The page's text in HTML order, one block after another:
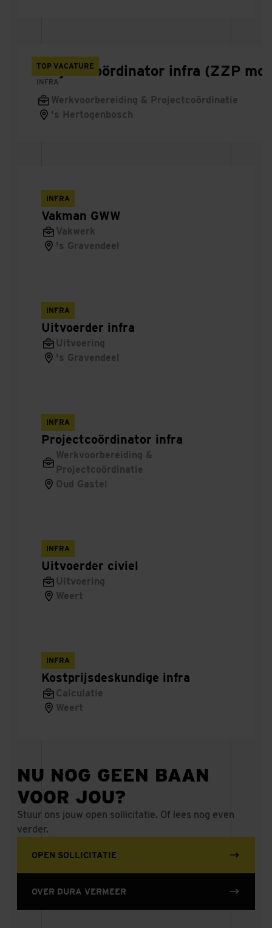
Manager
Junior
Projectcontroller
Kostprijsdeskundige
Automation
Ontwerpmanager
Bouwkundig
Constructeur
Torenkraanmachinist
Tekenaar
BIM
Coördinator
Technisch
Calculator
Technical
Operationeel
Teamlead
Procesmanager
TOP VACATURE
Projectcoördinator infra (ZZP
INFRA
Werkvoorbereiding & Projectcoördinatie
's Hertogenbosch
Vakman GWW
Vakwerk
's Gravendeel
INFRA
Uitvoerder infra
Uitvoering
's Gravendeel
INFRA
Projectcoördinator infra
Werkvoorbereiding &
Projectcoördinatie
Oud Gastel
INFRA
Uitvoerder civiel
Uitvoering
Weert
INFRA
Kostprijsdeskundige infra
Calculatie
Weert
INFRA
NU NOG GEEN BAAN
VOOR JOU?
Stuur ons jouw open sollicitatie. Of lees nog even
verder.
OPEN SOLLICITATIE
OVER DURA VERMEER